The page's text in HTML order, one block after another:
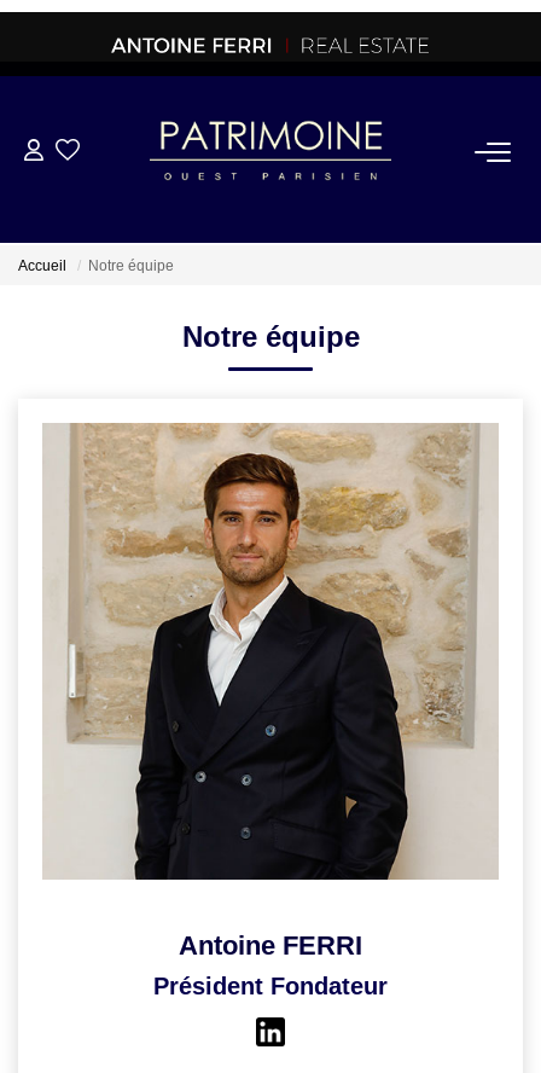
ACHETER
OFF MARKET
NORMANDIE/LA BAULE
PROPRIETES/CHATEAUX
LOUER
NOTRE AGENCE
Notre Agence
Actualités
EN
Accueil Notre équipe
Notre équipe
Antoine FERRI
Président Fondateur